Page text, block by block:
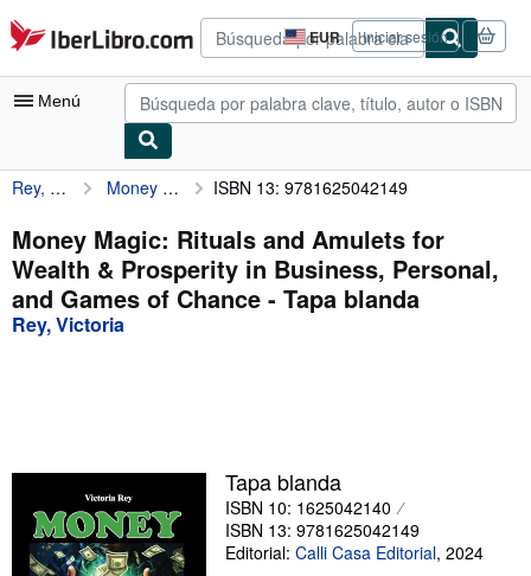
Pasar al contenido principal
IberLibro.com EUR
Preferencias
de
compra
del
Iniciar sesión
Menú
Mi cuenta
Consultar mis pedidos
Búsqueda avanzada
Colecciones
Comenzar a vender
Ayuda
CERRAR
Rey, Victoria Money Magic: Rituals and Amulets for Wealth & Prosperity in Business, Personal, and Games of Chance ISBN 13: 9781625042149
Money Magic: Rituals and Amulets for
Wealth & Prosperity in Business, Personal,
and Games of Chance - Tapa blanda
Rey, Victoria
Tapa blanda
ISBN 10: 1625042140
ISBN 13: 9781625042149
Editorial: Calli Casa Editorial, 2024